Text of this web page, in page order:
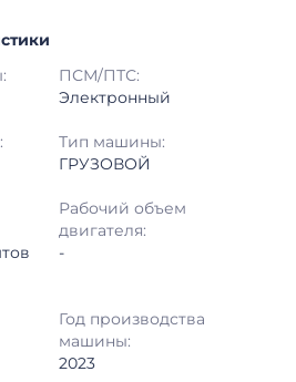
03.08.2026, 10:18 МСК
10.08.2026, 10:18 МСК
Открытые торги
50 000 ₽
Башкортостан Республика
ПСМ/ПТС:
Электронный
Тип машины:
ГРУЗОВОЙ
Рабочий объем
двигателя:
-
Год производства
машины:
2023